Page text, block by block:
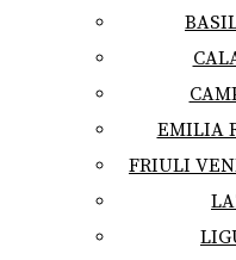
EMILIA
FRIULI